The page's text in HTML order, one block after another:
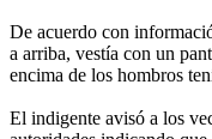
De acuerdo con
a arriba, vestía con un
encima de los hombros
El indigente avisó a los